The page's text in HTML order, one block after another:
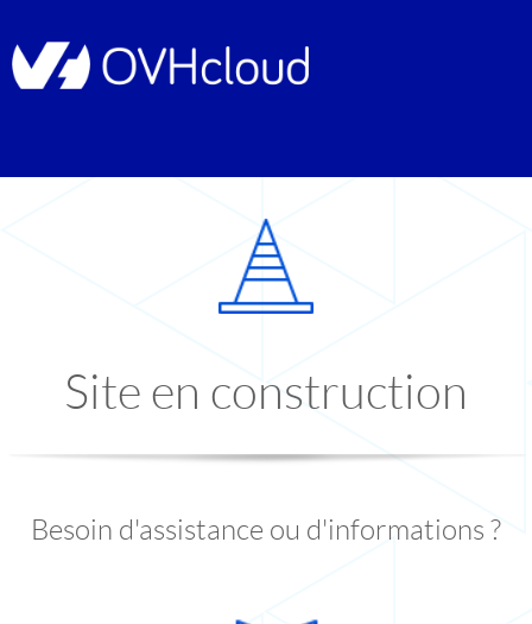
Site en construction
Besoin d'assistance ou d'informations ?